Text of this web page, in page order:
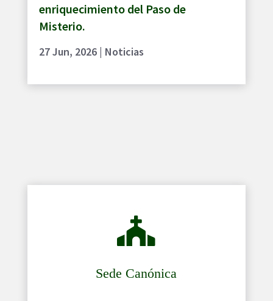
enriquecimiento del Paso de
Misterio.
27 Jun, 2026| Noticias

Sede Canónica